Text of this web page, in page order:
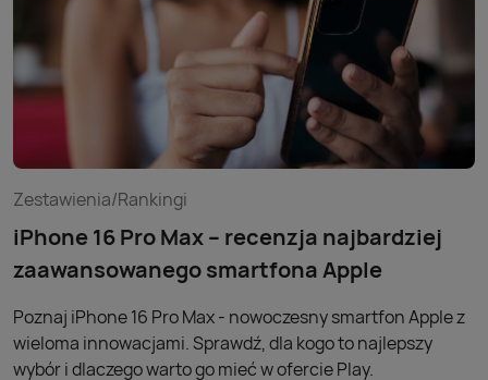
Zestawienia/Rankingi
iPhone 16 Pro Max – recenzja najbardziej
zaawansowanego smartfona Apple
Poznaj iPhone 16 Pro Max - nowoczesny smartfon Apple z
wieloma innowacjami. Sprawdź, dla kogo to najlepszy
wybór i dlaczego warto go mieć w ofercie Play.